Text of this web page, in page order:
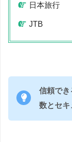
日本旅行
JTB
信頼でき
数とセキ